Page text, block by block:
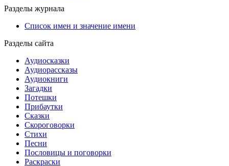
Разделы журнала
Список имен и значение имени
Разделы сайта
Аудиосказки
Аудиорассказы
Аудиокниги
Загадки
Потешки
Прибаутки
Сказки
Скороговорки
Стихи
Песни
Пословицы и поговорки
Раскраски